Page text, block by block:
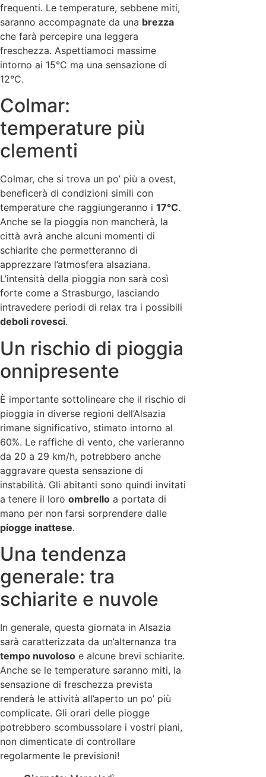
frequenti. Le temperature, sebbene miti,
saranno accompagnate da una brezza
che farà percepire una leggera
freschezza. Aspettiamoci massime
intorno ai 15°C ma una sensazione di
12°C.
Colmar:
temperature più
clementi
Colmar, che si trova un po’ più a ovest,
beneficerà di condizioni simili con
temperature che raggiungeranno i 17°C.
Anche se la pioggia non mancherà, la
città avrà anche alcuni momenti di
schiarite che permetteranno di
apprezzare l’atmosfera alsaziana.
L’intensità della pioggia non sarà così
forte come a Strasburgo, lasciando
intravedere periodi di relax tra i possibili
deboli rovesci.
Un rischio di pioggia
onnipresente
È importante sottolineare che il rischio di
pioggia in diverse regioni dell’Alsazia
rimane significativo, stimato intorno al
60%. Le raffiche di vento, che varieranno
da 20 a 29 km/h, potrebbero anche
aggravare questa sensazione di
instabilità. Gli abitanti sono quindi invitati
a tenere il loro ombrello a portata di
mano per non farsi sorprendere dalle
piogge inattese.
Una tendenza
generale: tra
schiarite e nuvole
In generale, questa giornata in Alsazia
sarà caratterizzata da un’alternanza tra
tempo nuvoloso e alcune brevi schiarite.
Anche se le temperature saranno miti, la
sensazione di freschezza prevista
renderà le attività all’aperto un po’ più
complicate. Gli orari delle piogge
potrebbero scombussolare i vostri piani,
non dimenticate di controllare
regolarmente le previsioni!